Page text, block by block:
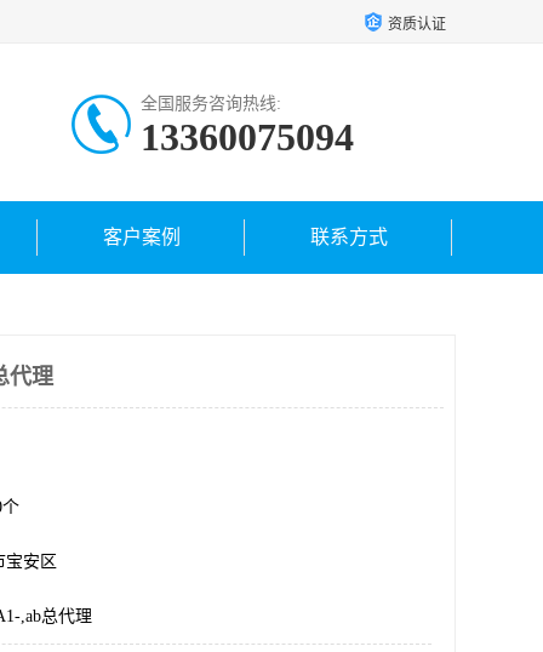
资质认证
全国服务咨询热线:
13360075094
客户案例 联系方式
代理
个
宝安区
,ab总代理